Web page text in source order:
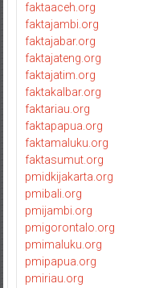
faktaaceh.org
faktajambi.org
faktajabar.org
faktajateng.org
faktajatim.org
faktakalbar.org
faktariau.org
faktapapua.org
faktamaluku.org
faktasumut.org
pmidkijakarta.org
pmibali.org
pmijambi.org
pmigorontalo.org
pmimaluku.org
pmipapua.org
pmiriau.org